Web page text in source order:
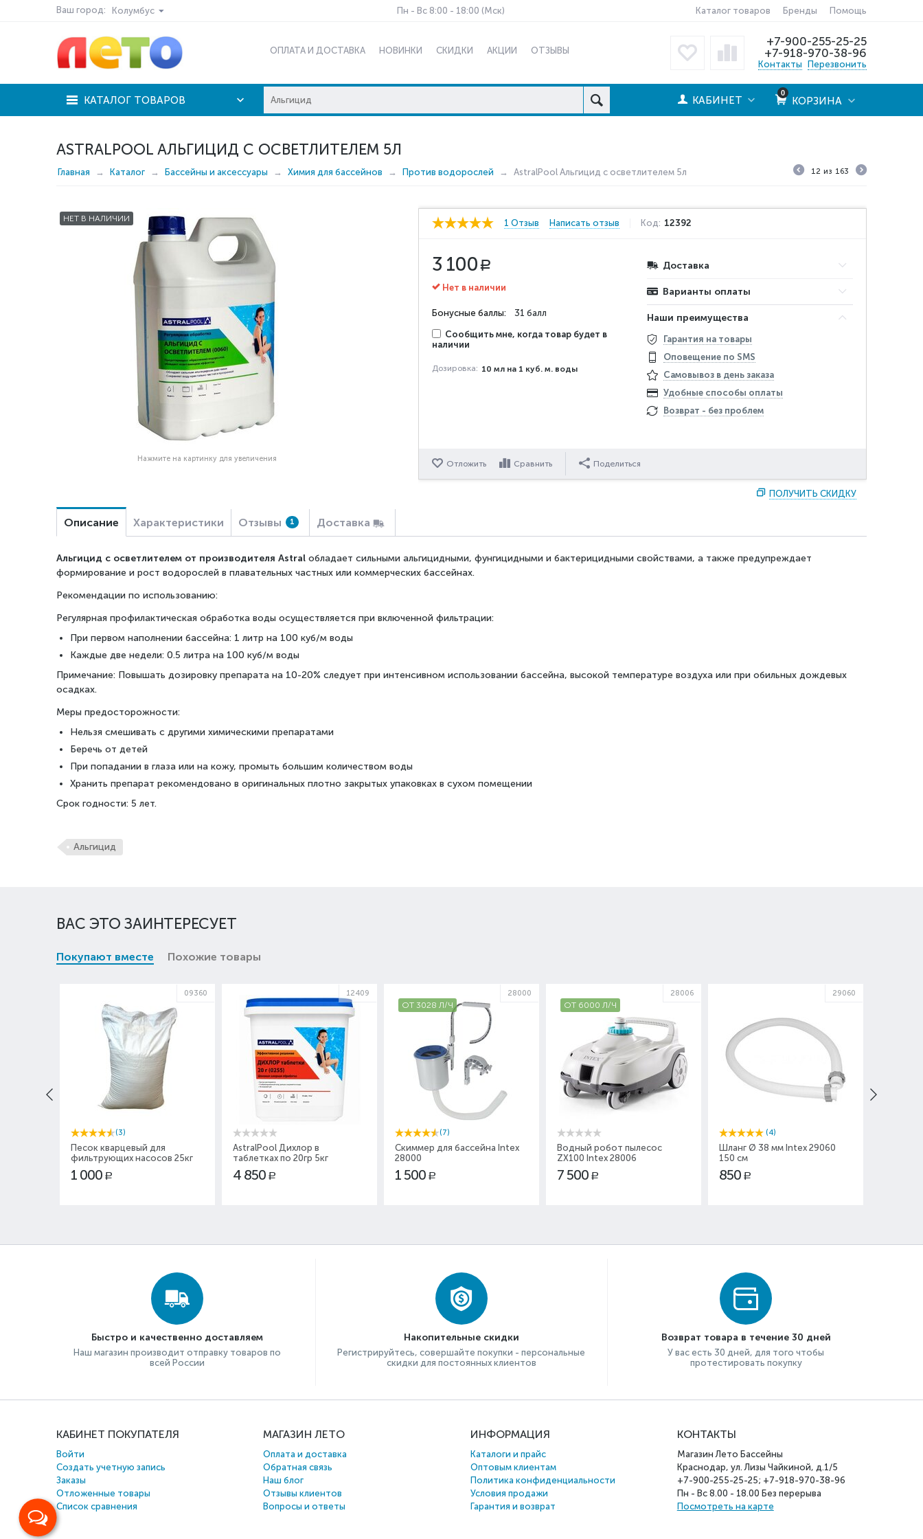
Ваш город: Колумбус Пн - Вс 8:00 - 18:00 (Мск) Каталог товаров Бренды Помощь
ОПЛАТА И ДОСТАВКА НОВИНКИ СКИДКИ АКЦИИ ОТЗЫВЫ
+7-900-255-25-25
+7-918-970-38-96
Контакты Перезвонить
КАТАЛОГ ТОВАРОВ
0
КОРЗИНА
КАБИНЕТ
ASTRALPOOL АЛЬГИЦИД С ОСВЕТЛИТЕЛЕМ 5Л
Главная Каталог Бассейны и аксессуары Химия для бассейнов Против водорослей AstralPool Альгицид с осветлителем 5л 12 из 163
НЕТ В НАЛИЧИИ
Нажмите на картинку для увеличения
1 Отзыв Написать отзыв Код: 12392
3 100 Р
Нет в наличии
Бонусные баллы: 31 балл
Сообщить мне, когда товар будет в
наличии
Дозировка: 10 мл на 1 куб. м. воды
Доставка
Варианты оплаты
Наши преимущества
Гарантия на товары
Оповещение по SMS
Самовывоз в день заказа
Удобные способы оплаты
Возврат - без проблем
Отложить Сравнить Поделиться
ПОЛУЧИТЬ СКИДКУ
Описание Характеристики Отзывы 1 Доставка
Альгицид с осветлителем от производителя Astral обладает сильными альгицидными, фунгицидными и бактерицидными свойствами, а также предупреждает
формирование и рост водорослей в плавательных частных или коммерческих бассейнах.
Рекомендации по использованию:
Регулярная профилактическая обработка воды осуществляется при включенной фильтрации:
При первом наполнении бассейна: 1 литр на 100 куб/м воды
Каждые две недели: 0.5 литра на 100 куб/м воды
Примечание: Повышать дозировку препарата на 10-20% следует при интенсивном использовании бассейна, высокой температуре воздуха или при обильных дождевых
осадках.
Меры предосторожности:
Нельзя смешивать с другими химическими препаратами
Беречь от детей
При попадании в глаза или на кожу, промыть большим количеством воды
Хранить препарат рекомендовано в оригинальных плотно закрытых упаковках в сухом помещении
Срок годности: 5 лет.
Альгицид
ВАС ЭТО ЗАИНТЕРЕСУЕТ
Покупают вместе Похожие товары
09360
(3)
Песок кварцевый для
фильтрующих насосов 25кг
1 000 Р
12409
AstralPool Дихлор в
таблетках по 20гр 5кг
4 850 Р
ОТ 3028 Л/Ч
28000
(7)
Скиммер для бассейна Intex
28000
1 500 Р
ОТ 6000 Л/Ч
28006
Водный робот пылесос
ZX100 Intex 28006
7 500 Р
29060
(4)
Шланг Ø 38 мм Intex 29060
150 см
850 Р
Быстро и качественно доставляем
Наш магазин производит отправку товаров по
всей России
Накопительные скидки
Регистрируйтесь, совершайте покупки - персональные
скидки для постоянных клиентов
Возврат товара в течение 30 дней
У вас есть 30 дней, для того чтобы
протестировать покупку
КАБИНЕТ ПОКУПАТЕЛЯ
Войти
Создать учетную запись
Заказы
Отложенные товары
Список сравнения
МАГАЗИН ЛЕТО
Оплата и доставка
Обратная связь
Наш блог
Отзывы клиентов
Вопросы и ответы
ИНФОРМАЦИЯ
Каталоги и прайс
Оптовым клиентам
Политика конфиденциальности
Условия продажи
Гарантия и возврат
КОНТАКТЫ
Магазин Лето Бассейны
Краснодар, ул. Лизы Чайкиной, д.1/5
+7-900-255-25-25; +7-918-970-38-96
Пн - Вс 8.00 - 18.00 Без перерыва
Посмотреть на карте